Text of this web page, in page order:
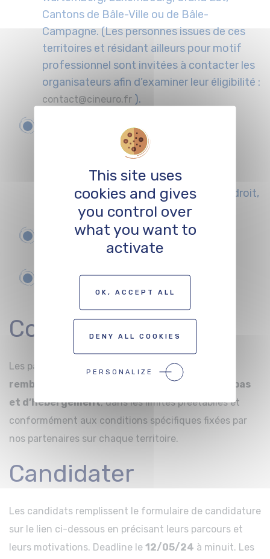
Cantons de Bâle-Ville ou de Bâle-
Campagne. (Les personnes issues de ces
territoires et résidant ailleurs pour motif
professionnel sont invitées à contacter les
organisateurs afin d’examiner leur éligibilité :
contact@cineuro.fr ).
Suivre ou avoir finalisé un
prépare à la production cinéma &
audiovisuelle (production, études
cinématographiques ou sciences
culturelles, arts du spectacle, gestion, droit,
Orientation professionnelle vers la
production cinéma & audiovisuelle
Minimum Bac+3(ou en cours de
finalisation du Bac+3).
Combien ?
Les participants sélectionnés bénéficieront d’un
remboursement
frais de transport, de repas
et d’hébergement, dans les limites préétablies et
conformément aux conditions spécifiques fixées par
nos partenaires sur chaque territoire.
Candidater
Les candidats remplissent le formulaire de candidature
sur le lien ci-dessous en précisant leurs parcours et
leurs motivations. Deadline le 12/05/24 à minuit. Les
This site uses
cookies and gives
you control over
what you want to
activate
OK, ACCEPT ALL
DENY ALL COOKIES
PERSONALIZE